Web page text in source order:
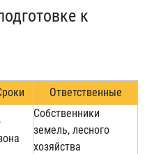
к
Ответственные
Собственники
земель, лесного
хозяйства